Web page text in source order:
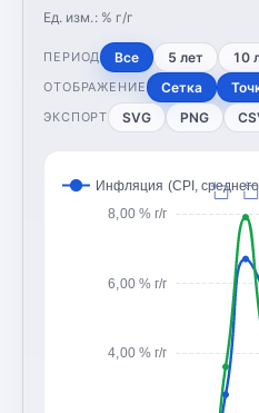
Ед. изм.: % г/г
ПЕРИОД Все 5 лет 10
ОТОБРАЖЕНИЕ Сетка
ЭКСПОРТ SVG PNG
4,00 % г/г
6,00 % г/г
8,00 % г/г
Инфляция (CPI,